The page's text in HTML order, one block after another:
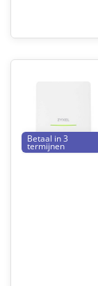
Betaal in 3
termijnen